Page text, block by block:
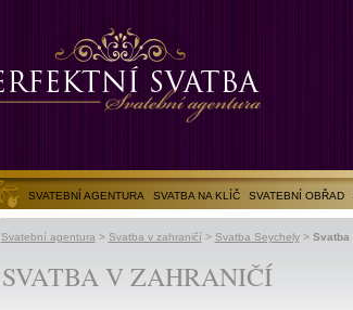
SVATEBNÍ AGENTURA SVATBA NA KLÍČ SVATEBNÍ OBŘAD
SVATEBNÍ FOTOGALERIE
Svatební agentura > Svatba v zahraničí> Svatba Seychely> Svatba
SVATBA V ZAHRANIČÍ